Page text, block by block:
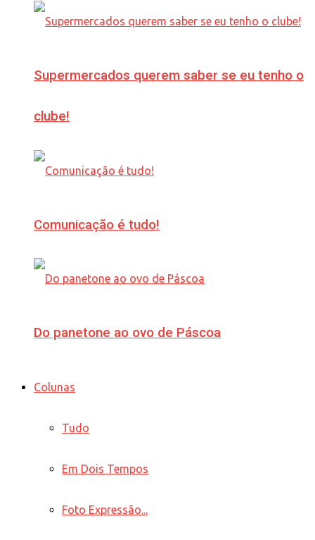
Supermercados querem saber se eu tenho o
clube!
Comunicação é tudo!
Do panetone ao ovo de Páscoa
Colunas
Tudo
Em Dois Tempos
Foto Expressão...